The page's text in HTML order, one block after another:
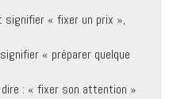
« fixer un prix »,
« préparer quelque
dire : « fixer son attention »